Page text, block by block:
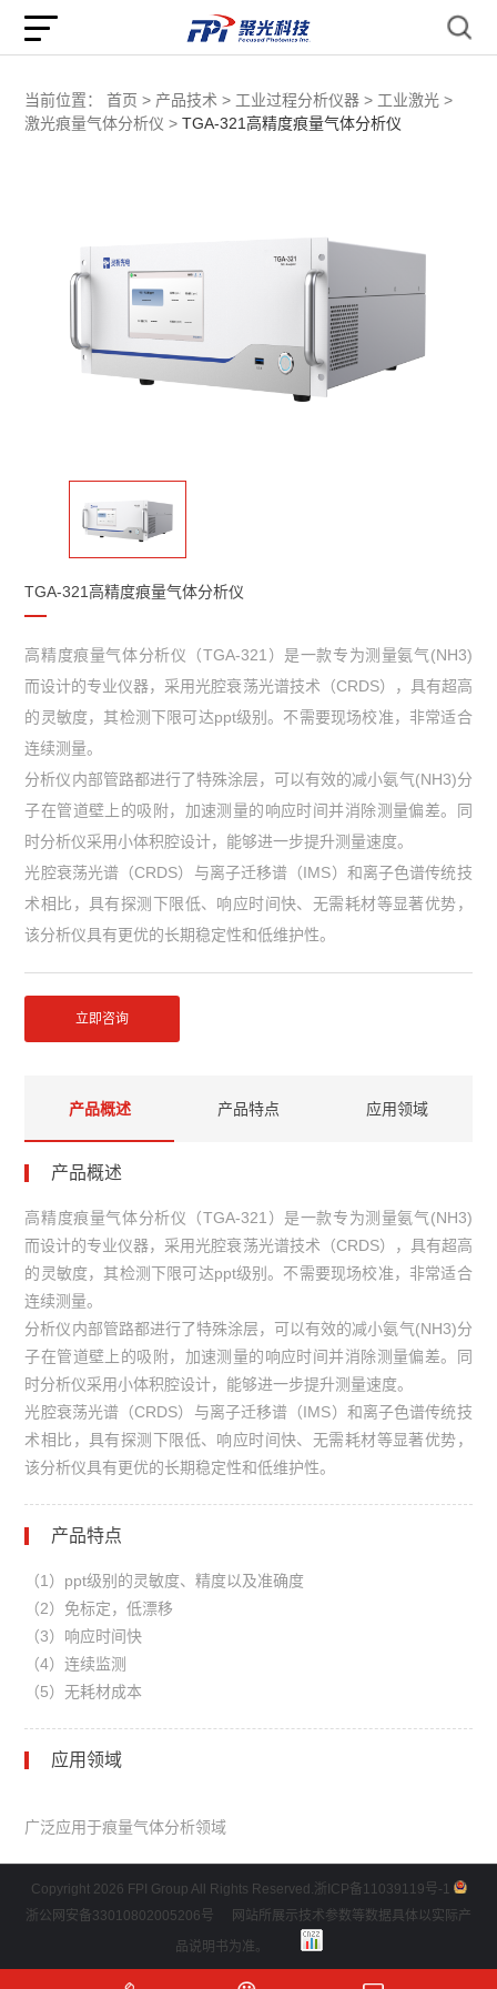
当前位置： 首页 > 产品技术 > 工业过程分析仪器 > 工业激光 >
激光痕量气体分析仪 > TGA-321高精度痕量气体分析仪
TGA-321高精度痕量气体分析仪
高精度痕量气体分析仪（TGA-321）是一款专为测量氨气(NH3)
而设计的专业仪器，采用光腔衰荡光谱技术（CRDS），具有超高
的灵敏度，其检测下限可达ppt级别。不需要现场校准，非常适合
连续测量。
分析仪内部管路都进行了特殊涂层，可以有效的减小氨气(NH3)分
子在管道壁上的吸附，加速测量的响应时间并消除测量偏差。同
时分析仪采用小体积腔设计，能够进一步提升测量速度。
光腔衰荡光谱（CRDS）与离子迁移谱（IMS）和离子色谱传统技
术相比，具有探测下限低、响应时间快、无需耗材等显著优势，
该分析仪具有更优的长期稳定性和低维护性。
立即咨询
产品概述 产品特点 应用领域
产品概述
高精度痕量气体分析仪（TGA-321）是一款专为测量氨气(NH3)
而设计的专业仪器，采用光腔衰荡光谱技术（CRDS），具有超高
的灵敏度，其检测下限可达ppt级别。不需要现场校准，非常适合
连续测量。
分析仪内部管路都进行了特殊涂层，可以有效的减小氨气(NH3)分
子在管道壁上的吸附，加速测量的响应时间并消除测量偏差。同
时分析仪采用小体积腔设计，能够进一步提升测量速度。
光腔衰荡光谱（CRDS）与离子迁移谱（IMS）和离子色谱传统技
术相比，具有探测下限低、响应时间快、无需耗材等显著优势，
该分析仪具有更优的长期稳定性和低维护性。
产品特点
（1）ppt级别的灵敏度、精度以及准确度
（2）免标定，低漂移
（3）响应时间快
（4）连续监测
（5）无耗材成本
应用领域
广泛应用于痕量气体分析领域
Copyright 2026 FPI Group All Rights Reserved. 浙ICP备11039119号-1
浙公网安备33010802005206号
网站所展示技术参数等数据具体以实际产
品说明书为准。